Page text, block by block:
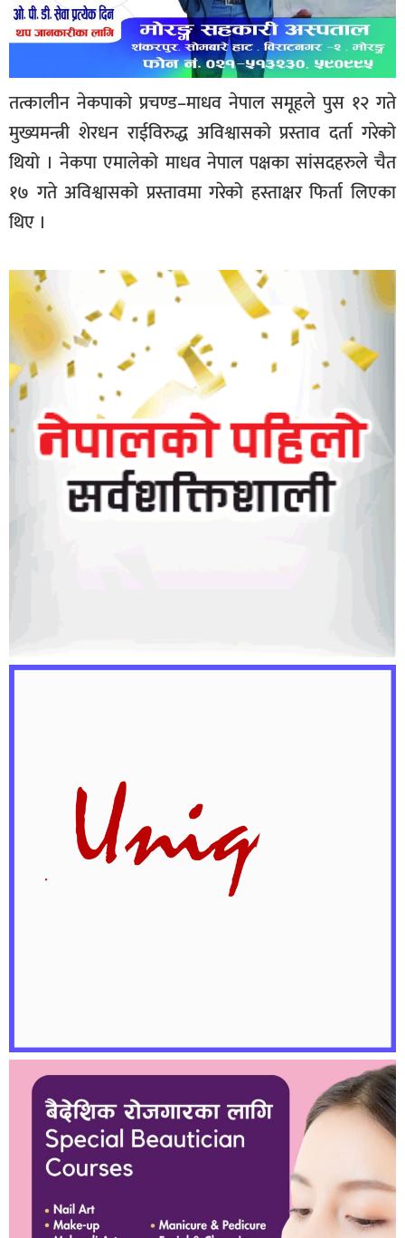
तत्कालीन नेकपाको प्रचण्ड–माधव नेपाल समूहले पुस १२ गते
मुख्यमन्त्री शेरधन राईविरुद्ध अविश्वासको प्रस्ताव दर्ता गरेको
थियो । नेकपा एमालेको माधव नेपाल पक्षका सांसदहरुले चैत
१७ गते अविश्वासको प्रस्तावमा गरेको हस्ताक्षर फिर्ता लिएका
थिए ।